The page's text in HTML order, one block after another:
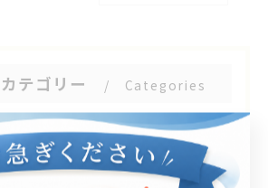
カテゴリー Categories
全てのカテゴリー
パソコン